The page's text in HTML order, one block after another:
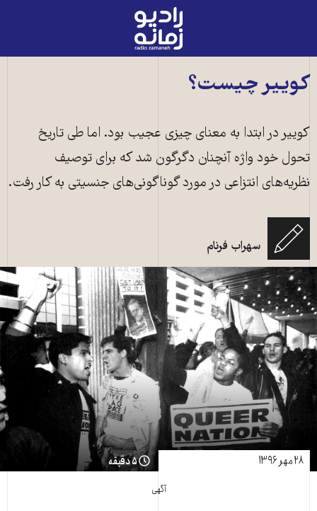
رادیو
زمانه
بهکوییر چیست؟
کوییر در ابتدا به معنای چیزی عجیب بود. اما طی تاریخ
تحول خود واژه آنچنان دگرگون شد که برای توصیف
نظریه‌های انتزاعی در مورد گوناگونی‌های جنسیتی به کار رفت.
سهراب فرنام
۲۸ مهر ۱۳۹۶ ۵ دقیقه
آگهی